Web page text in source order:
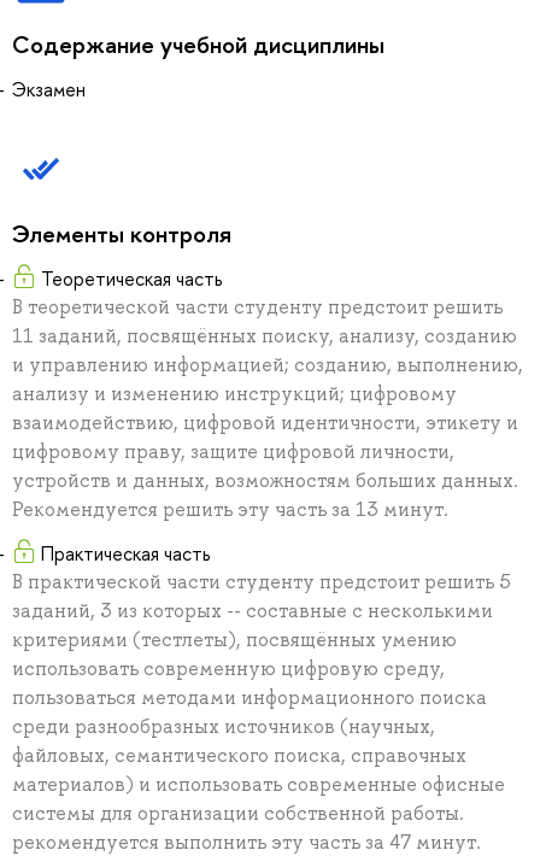
Содержание учебной дисциплины
Экзамен
Элементы контроля
Теоретическая часть
В теоретической части студенту предстоит решить
11 заданий, посвящённых поиску, анализу, созданию
и управлению информацией; созданию, выполнению,
анализу и изменению инструкций; цифровому
взаимодействию, цифровой идентичности, этикету и
цифровому праву, защите цифровой личности,
устройств и данных, возможностям больших данных.
Рекомендуется решить эту часть за 13 минут.
Практическая часть
В практической части студенту предстоит решить 5
заданий, 3 из которых -- составные с несколькими
критериями (тестлеты), посвящённых умению
использовать современную цифровую среду,
пользоваться методами информационного поиска
среди разнообразных источников (научных,
файловых, семантического поиска, справочных
материалов) и использовать современные офисные
системы для организации собственной работы.
рекомендуется выполнить эту часть за 47 минут.